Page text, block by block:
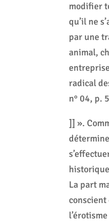
modifier
qu’il ne
par une
animal,
radical
n° 04, p.
]] ».
La part